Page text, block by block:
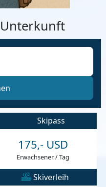
Skipass
175,- USD
Erwachsener / Tag
Skiverleih